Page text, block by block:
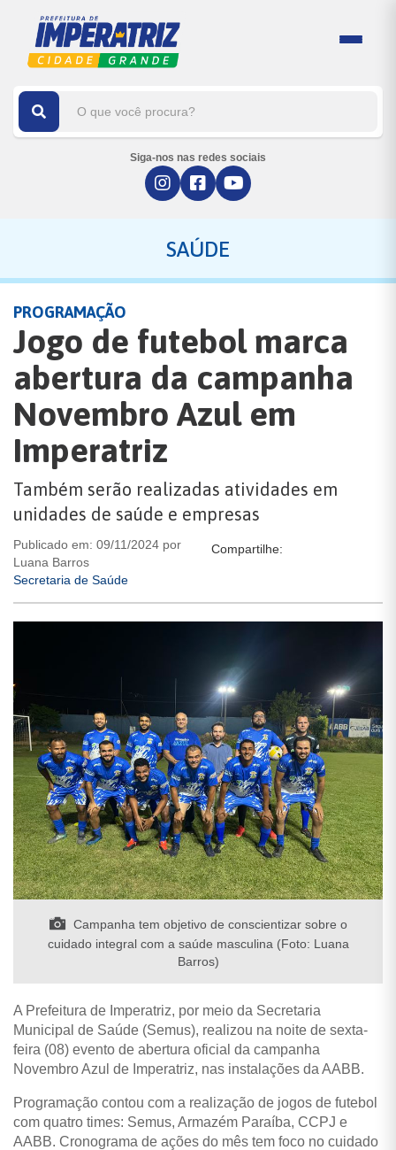
Siga-nos nas redes sociais
SAÚDE
PROGRAMAÇÃO
Jogo de futebol marca
abertura da campanha
Novembro Azul em
Imperatriz
Também serão realizadas atividades em
unidades de saúde e empresas
Publicado em: 09/11/2024 por
Luana Barros
Secretaria de Saúde
Compartilhe:
Campanha tem objetivo de conscientizar sobre o
cuidado integral com a saúde masculina (Foto: Luana
Barros)
A Prefeitura de Imperatriz, por meio da Secretaria
Municipal de Saúde (Semus), realizou na noite de sexta-
feira (08) evento de abertura oficial da campanha
Novembro Azul de Imperatriz, nas instalações da AABB.
Programação contou com a realização de jogos de futebol
com quatro times: Semus, Armazém Paraíba, CCPJ e
AABB. Cronograma de ações do mês tem foco no cuidado